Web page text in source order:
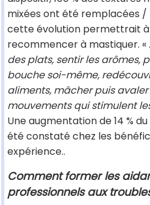
mixées ont été remplacées /
cette évolution permettrait
recommencer à mastiquer. «
des plats, sentir les arômes,
bouche soi-même,
aliments, mâcher puis
mouvements qui stimulent
Une augmentation de 14 %
été constaté chez les
expérience..
Comment former les
professionnels aux